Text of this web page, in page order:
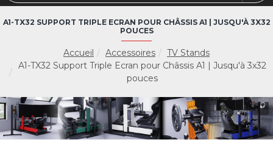
Accueil Accessoires
TV Stands
A1-TX32 Support Triple Ecran pour Châssis A1 | Jusqu'à 3x32
pouces
A1-TX32 SUPPORT TRIPLE ECRAN POUR CHÂSSIS A1 | JUSQU'À 3X32
POUCES